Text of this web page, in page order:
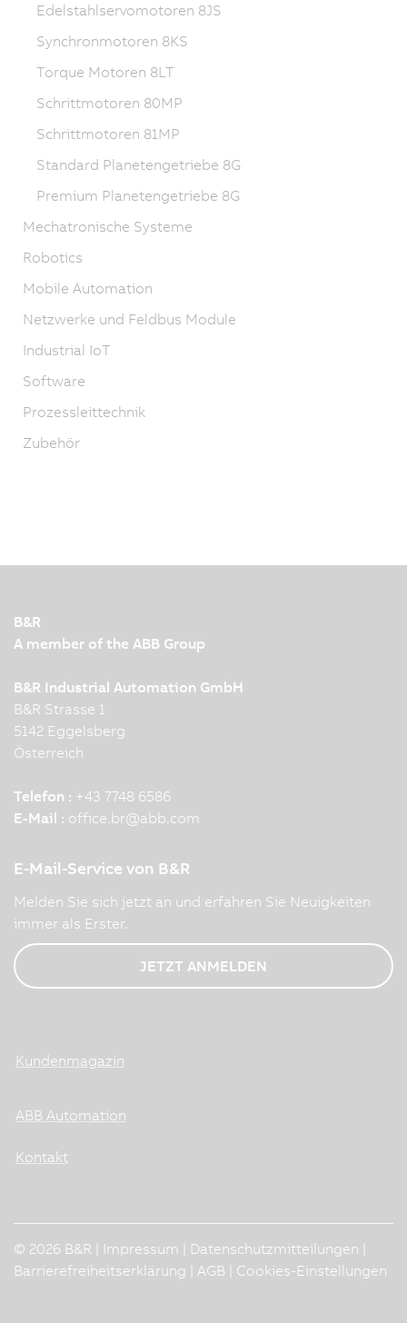
Edelstahlservomotoren 8JS
Synchronmotoren 8KS
Torque Motoren 8LT
Schrittmotoren 80MP
Schrittmotoren 81MP
Standard Planetengetriebe 8G
Premium Planetengetriebe 8G
Mechatronische Systeme
Robotics
Mobile Automation
Netzwerke und Feldbus Module
Industrial IoT
Software
Prozessleittechnik
Zubehör
B&R
A member of the ABB Group
B&R Industrial Automation GmbH
B&R Strasse 1
5142 Eggelsberg
Österreich
Telefon : +43 7748 6586
E-Mail : office.br@abb.com
E-Mail-Service von B&R
Melden Sie sich jetzt an und erfahren Sie Neuigkeiten
immer als Erster.
JETZT ANMELDEN
Kundenmagazin
ABB Automation
Kontakt
© 2026 B&R | Impressum Datenschutzmitteilungen
Barrierefreiheitserklärung
AGB Cookies-Einstellungen